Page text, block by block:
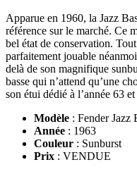
Apparue en 1960, la Jazz
référence sur le marché. Ce
bel état de conservation.
parfaitement jouable
delà de son magnifique
basse qui n’attend qu’une
son étui dédié à l’année 63
Modèle : Fender Jazz
Année : 1963
Couleur : Sunburst
Prix : VENDUE